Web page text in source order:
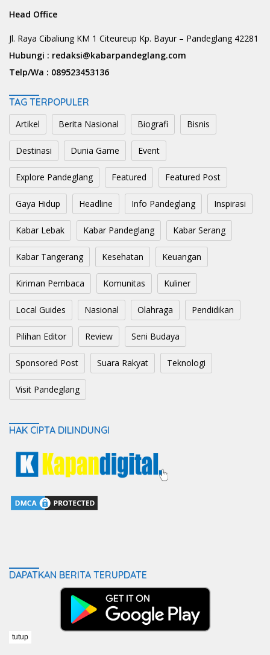
Head Office
Jl. Raya Cibaliung KM 1 Citeureup Kp. Bayur – Pandeglang 42281
Hubungi : redaksi@kabarpandeglang.com
Telp/Wa : 089523453136
TAG TERPOPULER
Artikel Berita Nasional Biografi Bisnis
Destinasi Dunia Game Event
Explore Pandeglang Featured Featured Post
Gaya Hidup Headline Info Pandeglang Inspirasi
Kabar Lebak Kabar Pandeglang Kabar Serang
Kabar Tangerang Kesehatan Keuangan
Kiriman Pembaca Komunitas Kuliner
Local Guides Nasional Olahraga Pendidikan
Pilihan Editor Review Seni Budaya
Sponsored Post Suara Rakyat Teknologi
Visit Pandeglang
HAK CIPTA DILINDUNGI
DAPATKAN BERITA TERUPDATE
tutup